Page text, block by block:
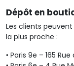
Dépôt en
Les clients
la plus proche :
• Paris 9e – 165